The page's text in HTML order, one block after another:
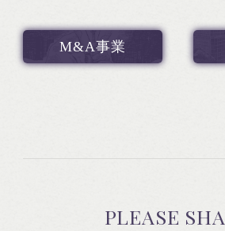
M&A事業
PLEASE